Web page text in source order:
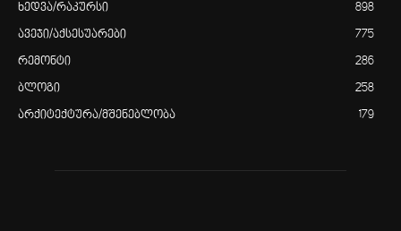
ხედვა/რაკურსი 898
ავეჯი/აქსესუარები 775
რემონტი 286
ბლოგი 258
არქიტექტურა/მშენებლობა 179